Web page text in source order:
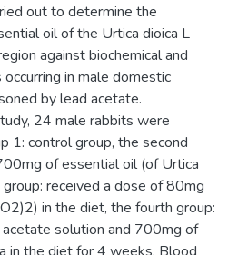
out to determine the
oil of the Urtica dioica L
against biochemical and
in male domestic
by lead acetate.
24 male rabbits were
1: control group, the second
of essential oil (of Urtica
received a dose of 80mg
in the diet, the fourth group:
solution and 700mg of